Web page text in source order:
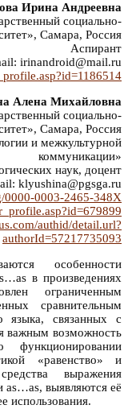
Ирина Андреевна
социально-
Самара, Россия
Аспирант
irinandroid@mail.ru
Алена Михайловна
социально-
Самара, Россия
и межкультурной
коммуникации»
наук, доцент
klyushina@pgsga.ru
0000-0003-2465-348X
authid/detail.url?
authorId=57217735093
особенности
в произведениях
ограниченным
сравнительным
языка, связанных с
важным возможность
функционировании
«равенство» и
выражения
as…as, выявляются её
использования.